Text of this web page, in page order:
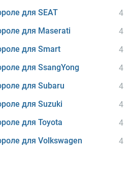
для SEAT
4
для Maserati
4
для Smart
4
для SsangYong
4
для Subaru
4
для Suzuki
4
для Toyota
4
для Volkswagen
4